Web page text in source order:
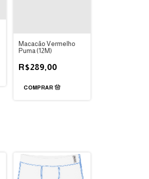
Macacão Vermelho
Puma (12M)
R$289,00